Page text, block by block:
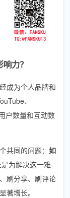
力？
成为个人品牌和
、
户数量和互动数
共同的问题： 如
为解决这一难
刷分享、刷评论
著增长。